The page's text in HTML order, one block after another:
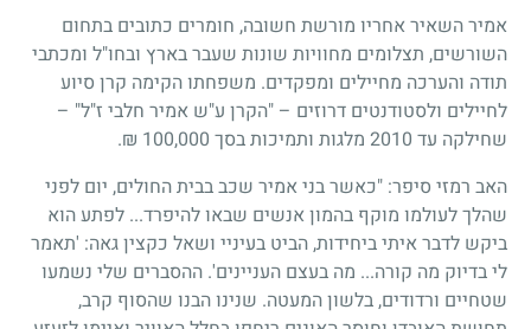
אמיר השאיר אחריו מורשת חשובה, חומרים כתובים בתחום
השורשים, תצלומים מחוויות שונות שעבר בארץ ובחו"ל ומכתבי
תודה והערכה מחיילים ומפקדים. משפחתו הקימה קרן סיוע
לחיילים ולסטודנטים דרוזים – "הקרן ע"ש אמיר חלבי ז"ל" –
שחילקה עד 2010 מלגות ותמיכות בסך 100,000 ₪.
האב רמזי סיפר: "כאשר בני אמיר שכב בבית החולים, יום לפני
שהלך לעולמו מוקף בהמון אנשים שבאו להיפרד... לפתע הוא
ביקש לדבר איתי ביחידות, הביט בעיניי ושאל כקצין גאה: 'תאמר
לי בדיוק מה קורה... מה בעצם העניינים'. ההסברים שלי נשמעו
שטחיים ורדודים, בלשון המעטה. שנינו הבנו שהסוף קרב,